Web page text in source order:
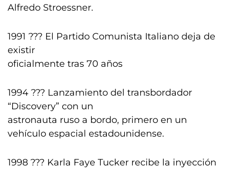
Alfredo Stroessner.
1991 ??? El Partido Comunista Italiano deja de
existir
oficialmente tras 70 años
1994 ??? Lanzamiento del transbordador
“Discovery” con un
astronauta ruso a bordo, primero en un
vehículo espacial estadounidense.
1998 ??? Karla Faye Tucker recibe la inyección